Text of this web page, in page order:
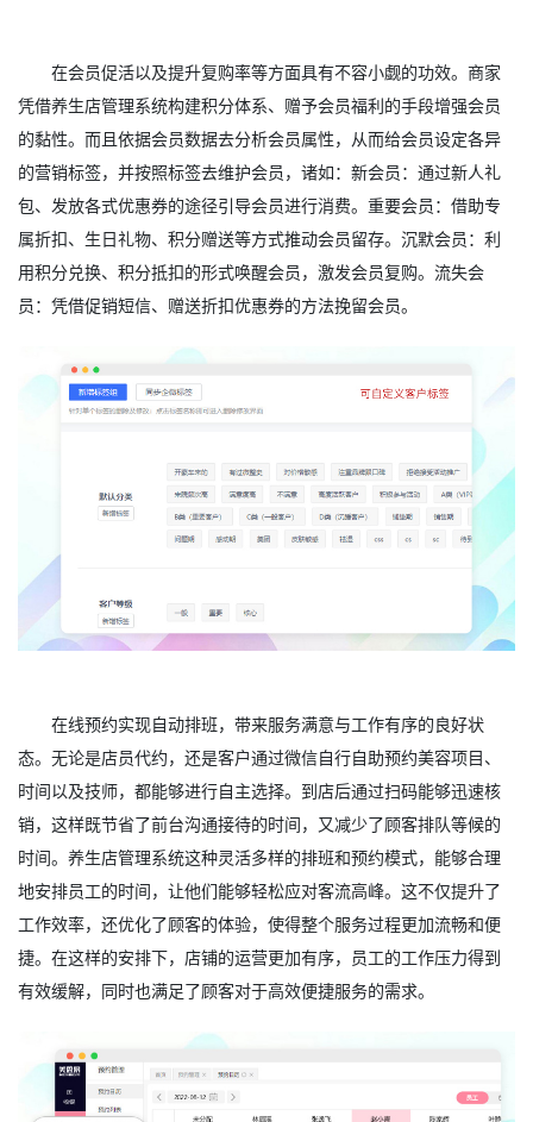
在会员促活以及提升复购率等方面具有不容小觑的功效。商家
凭借养生店管理系统构建积分体系、赠予会员福利的手段增强会员
的黏性。而且依据会员数据去分析会员属性，从而给会员设定各异
的营销标签，并按照标签去维护会员，诸如：新会员：通过新人礼
包、发放各式优惠券的途径引导会员进行消费。重要会员：借助专
属折扣、生日礼物、积分赠送等方式推动会员留存。沉默会员：利
用积分兑换、积分抵扣的形式唤醒会员，激发会员复购。流失会
员：凭借促销短信、赠送折扣优惠券的方法挽留会员。
在线预约实现自动排班，带来服务满意与工作有序的良好状
态。无论是店员代约，还是客户通过微信自行自助预约美容项目、
时间以及技师，都能够进行自主选择。到店后通过扫码能够迅速核
销，这样既节省了前台沟通接待的时间，又减少了顾客排队等候的
时间。养生店管理系统这种灵活多样的排班和预约模式，能够合理
地安排员工的时间，让他们能够轻松应对客流高峰。这不仅提升了
工作效率，还优化了顾客的体验，使得整个服务过程更加流畅和便
捷。在这样的安排下，店铺的运营更加有序，员工的工作压力得到
有效缓解，同时也满足了顾客对于高效便捷服务的需求。